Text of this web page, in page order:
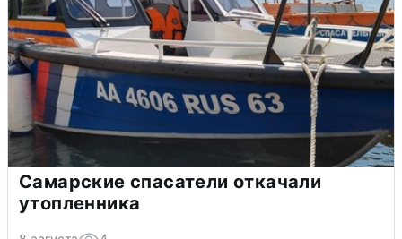
Самарские спасатели откачали
утопленника